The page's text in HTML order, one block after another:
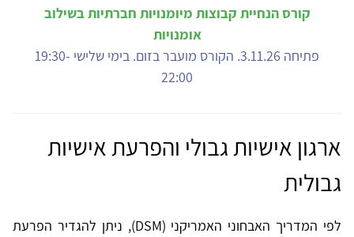
קורס הנחיית קבוצות מיומנויות חברתיות בשילוב
אומנויות
פתיחה 3.11.26. הקורס מועבר בזום. בימי שלישי 19:30-
22:00
ארגון אישיות גבולי והפרעת אישיות
גבולית
לפי המדריך האבחוני האמריקני (DSM), ניתן להגדיר הפרעת